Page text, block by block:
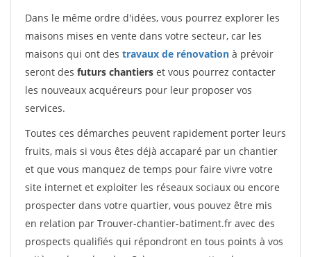
Dans le même ordre d'idées, vous pourrez explorer les
maisons mises en vente dans votre secteur, car les
maisons qui ont des travaux de rénovation à prévoir
seront des futurs chantiers et vous pourrez contacter
les nouveaux acquéreurs pour leur proposer vos
services.
Toutes ces démarches peuvent rapidement porter leurs
fruits, mais si vous êtes déjà accaparé par un chantier
et que vous manquez de temps pour faire vivre votre
site internet et exploiter les réseaux sociaux ou encore
prospecter dans votre quartier, vous pouvez être mis
en relation par Trouver-chantier-batiment.fr avec des
prospects qualifiés qui répondront en tous points à vos